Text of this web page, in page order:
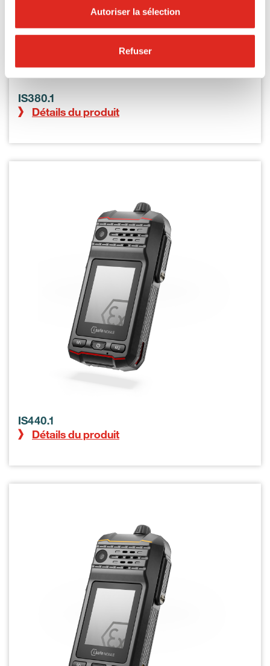
Autoriser la sélection
Refuser
IS380.1
Détails du produit
IS440.1
Détails du produit